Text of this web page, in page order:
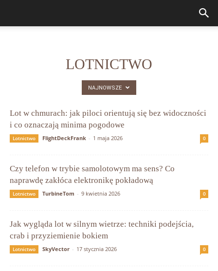
LOTNICTWO
NAJNOWSZE
Lot w chmurach: jak piloci orientują się bez widoczności
i co oznaczają minima pogodowe
Lotnictwo FlightDeckFrank - 1 maja 2026 0
Czy telefon w trybie samolotowym ma sens? Co
naprawdę zakłóca elektronikę pokładową
Lotnictwo TurbineTom - 9 kwietnia 2026 0
Jak wygląda lot w silnym wietrze: techniki podejścia,
crab i przyziemienie bokiem
Lotnictwo SkyVector - 17 stycznia 2026 0